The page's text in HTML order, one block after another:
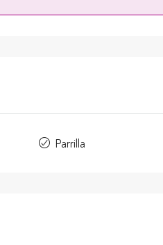
Parrilla